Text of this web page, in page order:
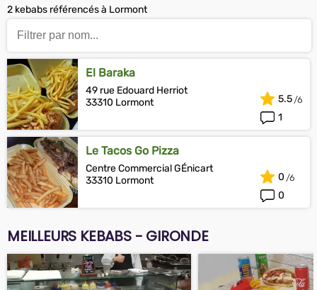
2 kebabs référencés à Lormont
El Baraka
49 rue Edouard Herriot
33310 Lormont
1
5.5
Le Tacos Go Pizza
Centre Commercial GÉnicart
33310 Lormont
0
0
MEILLEURS KEBABS - GIRONDE